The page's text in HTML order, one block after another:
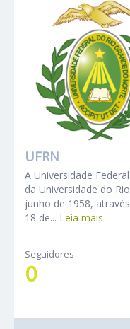
UFRN
A Universidade
da Universidade do
junho de 1958,
18 de... Leia mais
Seguidores
0